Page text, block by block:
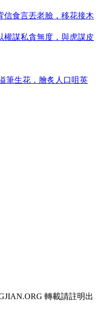
信食言丟老臉，移花接木
權謀私貪無度，與虎謀皮
筆生花，膾炙人口咀英
轉載請註明出